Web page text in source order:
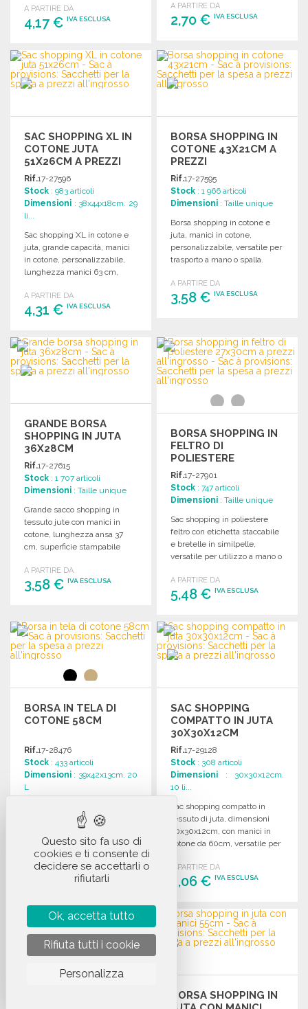
28x28cm.
A PARTIRE DA
4,17 € IVA ESCLUSA
ORDINARE
Richiedi un preventivo
A PARTIRE DA
2,70 €IVA ESCLUSA
ORDINARE
Richiedi un preventivo
SAC SHOPPING XL IN
COTONE JUTA
51X26CM A PREZZI
ALL'INGROSSO
Rif.17-27596
Stock : 983 articoli
Dimensioni : 38x44x18cm. 29
li...
Sac shopping XL in cotone e
juta, grande capacità, manici
in cotone, personalizzabile,
lunghezza manici 63 cm,
cm.
A PARTIRE DA
4,31 € IVA ESCLUSA
ORDINARE
Richiedi un preventivo
BORSA SHOPPING IN
COTONE 43X21CM A
PREZZI
ALL'INGROSSO
Rif.17-27595
Stock : 1 966 articoli
Dimensioni : Taille unique
Borsa shopping in cotone e
juta, manici in cotone,
personalizzabile, versatile per
trasporto a mano o spalla.
A PARTIRE DA
3,58 €IVA ESCLUSA
Richiedi un preventivo
GRANDE BORSA
SHOPPING IN JUTA
36X28CM
Rif.17-27615
Stock : 1 707 articoli
Dimensioni : Taille unique
Grande sacco shopping in
tessuto jute con manici in
cotone, lunghezza ansa 37
cm, superficie stampabile
A PARTIRE DA
3,58 € IVA ESCLUSA
Richiedi un preventivo
BORSA SHOPPING IN
FELTRO DI
POLIESTERE
27X30CM A PREZZI
ALL'INGROSSO
Rif.17-27901
Stock : 747 articoli
Dimensioni : Taille unique
Sac shopping in poliestere
feltro con etichetta staccabile
e bretelle in similpelle,
versatile per utilizzo a mano o
A PARTIRE DA
5,48 €IVA ESCLUSA
ORDINARE
Richiedi un preventivo
BORSA IN TELA DI
COTONE 58CM
Rif.17-28476
Stock : 433 articoli
Dimensioni : 39x42x13cm. 20
L
lunghi, ideale da portare a
mano o a spalla. Manici di 58
cm di lunghezza.
A PARTIRE DA
IVA ESCLUSA
ORDINARE
SAC SHOPPING
COMPATTO IN JUTA
30X30X12CM
Rif.17-29128
Stock : 308 articoli
Dimensioni : 30x30x12cm.
10 li...
Sac shopping compatto in
tessuto di juta, dimensioni
30x30x12cm, con manici in
cotone da 60cm, versatile per
A PARTIRE DA
2,06 €IVA ESCLUSA
ORDINARE
Richiedi un preventivo
BORSA SHOPPING IN
Questo sito fa uso di
cookies e ti consente di
decidere se accettarli o
rifiutarli
Ok, accetta tutto
Rifiuta tutti i cookie
Personalizza